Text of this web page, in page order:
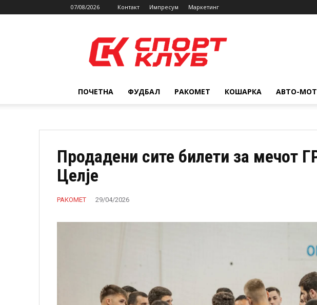
07/08/2026 Контакт Импресум Маркетинг
ПОЧЕТНА ФУДБАЛ РАКОМЕТ КОШАРКА АВТО-
Продадени сите билети за мечот
Целје
РАКОМЕТ 29/04/2026